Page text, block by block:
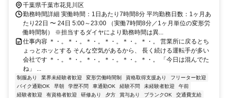
千葉県千葉市花見川区
勤務時間詳細 実働時間：1日あたり7時間8分 平均勤務日数：1ヶ月あ
たり22日 〜 24日 5:00～23:00 （実働7時間8分／1ヶ月単位の変形労
働時間制） ※担当するダイヤにより勤務時間は異...
仕事内容 ＊・。＊・。＊・。＊・。＊・。＊・。 営業所に戻るとち
ょっとホッとする そんな空気があるから、 長く続ける運転手が多い
会社です ＊・。＊・。＊・。＊・。＊・。＊・。 「今日は混んでた
ね」 ...
制服あり 業界未経験者歓迎 変形労働時間制 資格取得支援あり
フリーター歓迎
バイク通勤OK
早朝 学歴不問 車通勤OK 経験不問 未経験者歓迎
午前
経験者歓迎
有資格者歓迎 研修あり 夕方 賞与あり ブランクOK
交通費支給